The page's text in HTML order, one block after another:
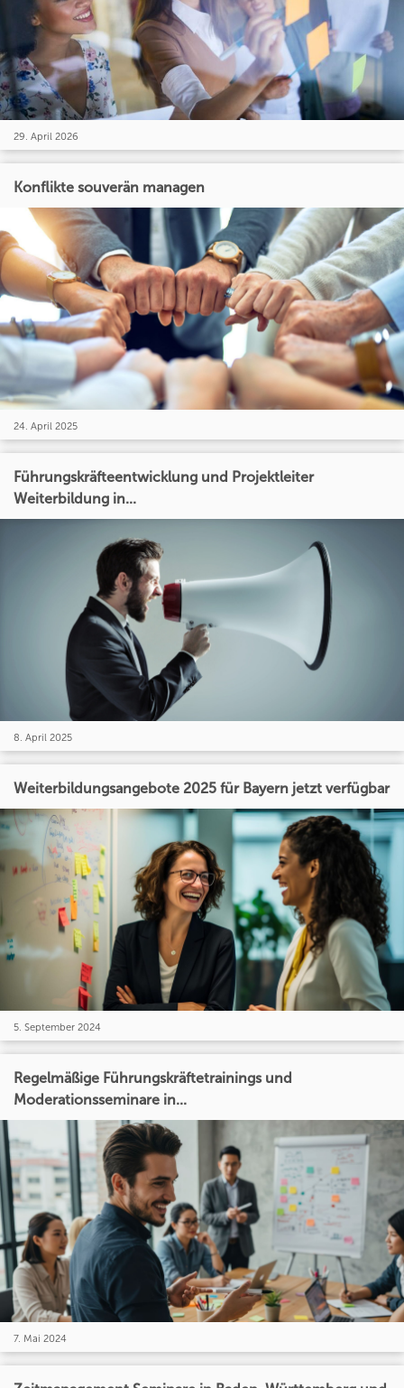
29. April 2026
Konflikte souverän managen
24. April 2025
Führungskräfteentwicklung und Projektleiter
Weiterbildung in...
8. April 2025
Weiterbildungsangebote 2025 für Bayern jetzt verfügbar
5. September 2024
Regelmäßige Führungskräftetrainings und
Moderationsseminare in...
7. Mai 2024